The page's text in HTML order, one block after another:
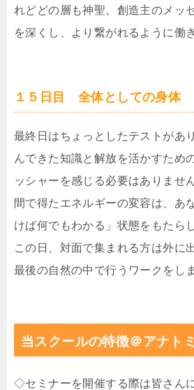
れどどの層も神聖。創造主のメッ
を深くし、より繋がれるように働
１５日目 全体としての身体
最終日はちょっとしたテストがあ
んできた知識と解放を活かすため
ッシャーを感じる必要はありませ
間で得たエネルギーの変容は、あ
けば何でもわかる」状態をもたら
この日、対面で集まれる方は外に
最後の自然の中で行うワークをし
当スクールの特徴＠アナト
◇セミナーを開催する際は皆さん